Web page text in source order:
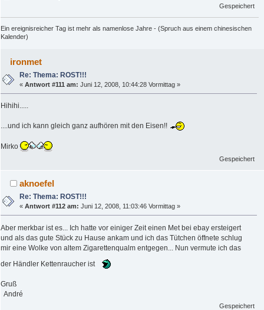
Gespeichert
Ein ereignisreicher Tag ist mehr als namenlose Jahre - (Spruch aus einem chinesischen
Kalender)
ironmet
Re: Thema: ROST!!!
«Antwort #111 am: Juni 12, 2008, 10:44:28 Vormittag »
Hihihi.....
....und ich kann gleich ganz aufhören mit den Eisen!!
Mirko
Gespeichert
aknoefel
Re: Thema: ROST!!!
«Antwort #112 am: Juni 12, 2008, 11:03:46 Vormittag »
Aber merkbar ist es... Ich hatte vor einiger Zeit einen Met bei ebay ersteigert
und als das gute Stück zu Hause ankam und ich das Tütchen öffnete schlug
mir eine Wolke von altem Zigarettenqualm entgegen... Nun vermute ich das
der Händler Kettenraucher ist
Gruß
André
Gespeichert